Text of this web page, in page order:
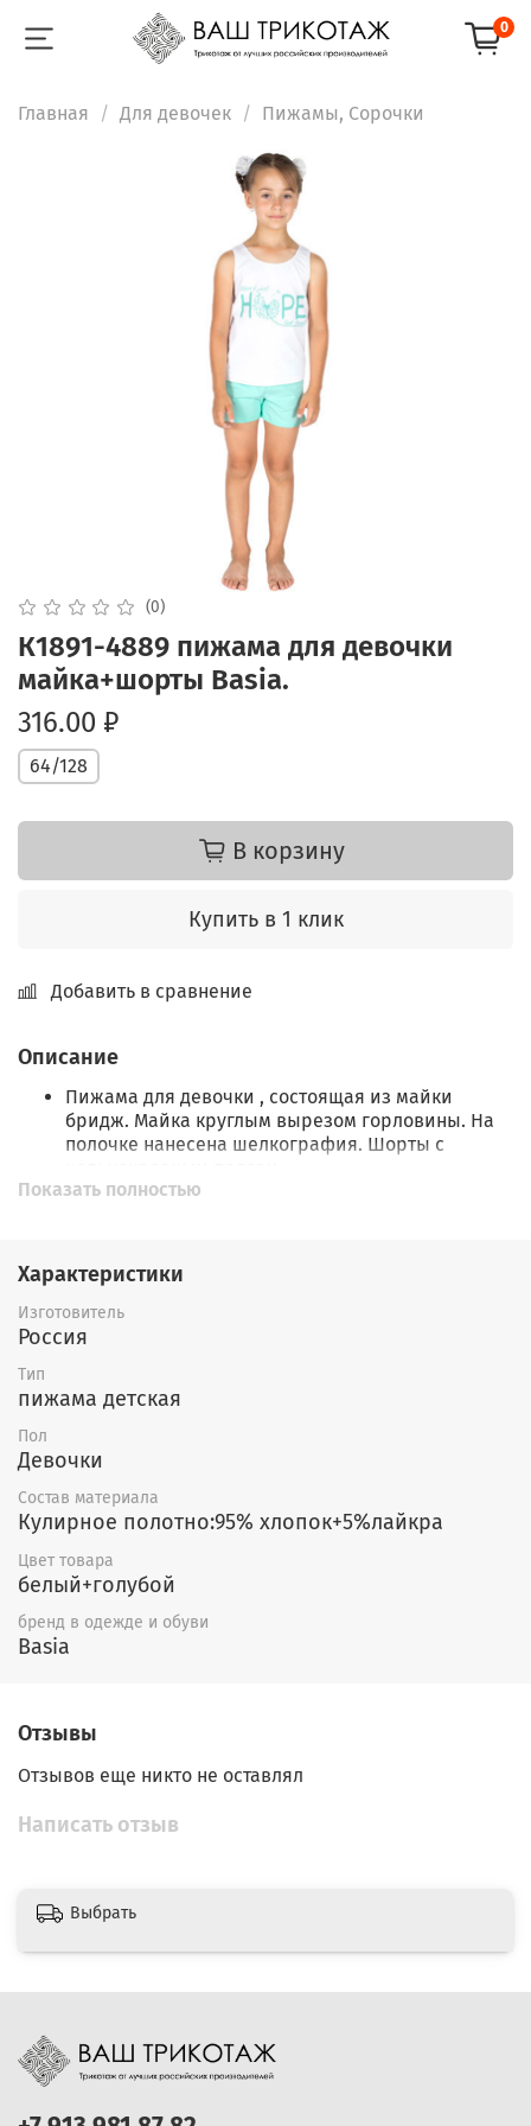
0
Главная Для девочек Пижамы, Сорочки
(0)
К1891-4889 пижама для девочки
майка+шорты Basia.
316.00 ₽
64/128
В корзину
Купить в 1 клик
Добавить в сравнение
Описание
Пижама для девочки , состоящая из майки
бридж. Майка круглым вырезом горловины. На
полочке нанесена шелкография. Шорты с
Показать полностью
Характеристики
Изготовитель
Россия
Тип
пижама детская
Пол
Девочки
Состав материала
Кулирное полотно:95% хлопок+5%лайкра
Цвет товара
белый+голубой
бренд в одежде и обуви
Basia
Отзывы
Отзывов еще никто не оставлял
Написать отзыв
Выбрать